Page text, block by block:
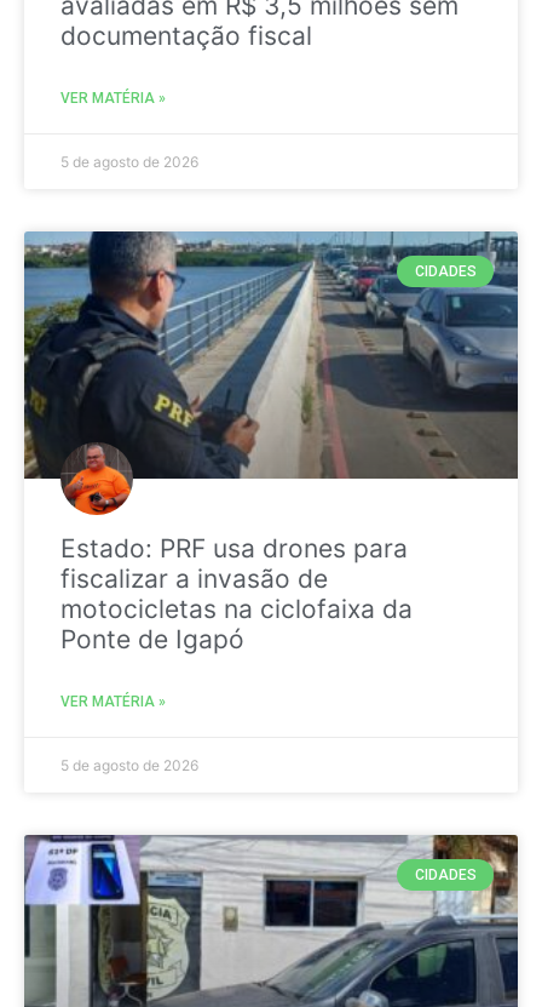
documentação fiscal
VER MATÉRIA »
5 de agosto de 2026
CIDADES
Estado: PRF usa drones para
fiscalizar a invasão de
motocicletas na ciclofaixa da
Ponte de Igapó
VER MATÉRIA »
5 de agosto de 2026
CIDADES